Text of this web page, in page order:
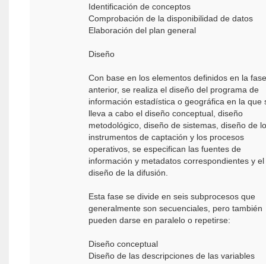
Identificación de conceptos
Comprobación de la disponibilidad de datos
Elaboración del plan general
Diseño
Con base en los elementos definidos en la fase
anterior, se realiza el diseño del programa de
información estadística o geográfica en la que
lleva a cabo el diseño conceptual, diseño
metodológico, diseño de sistemas, diseño de
instrumentos de captación y los procesos
operativos, se especifican las fuentes de
información y metadatos correspondientes y el
diseño de la difusión.
Esta fase se divide en seis subprocesos que
generalmente son secuenciales, pero también
pueden darse en paralelo o repetirse:
Diseño conceptual
Diseño de las descripciones de las variables